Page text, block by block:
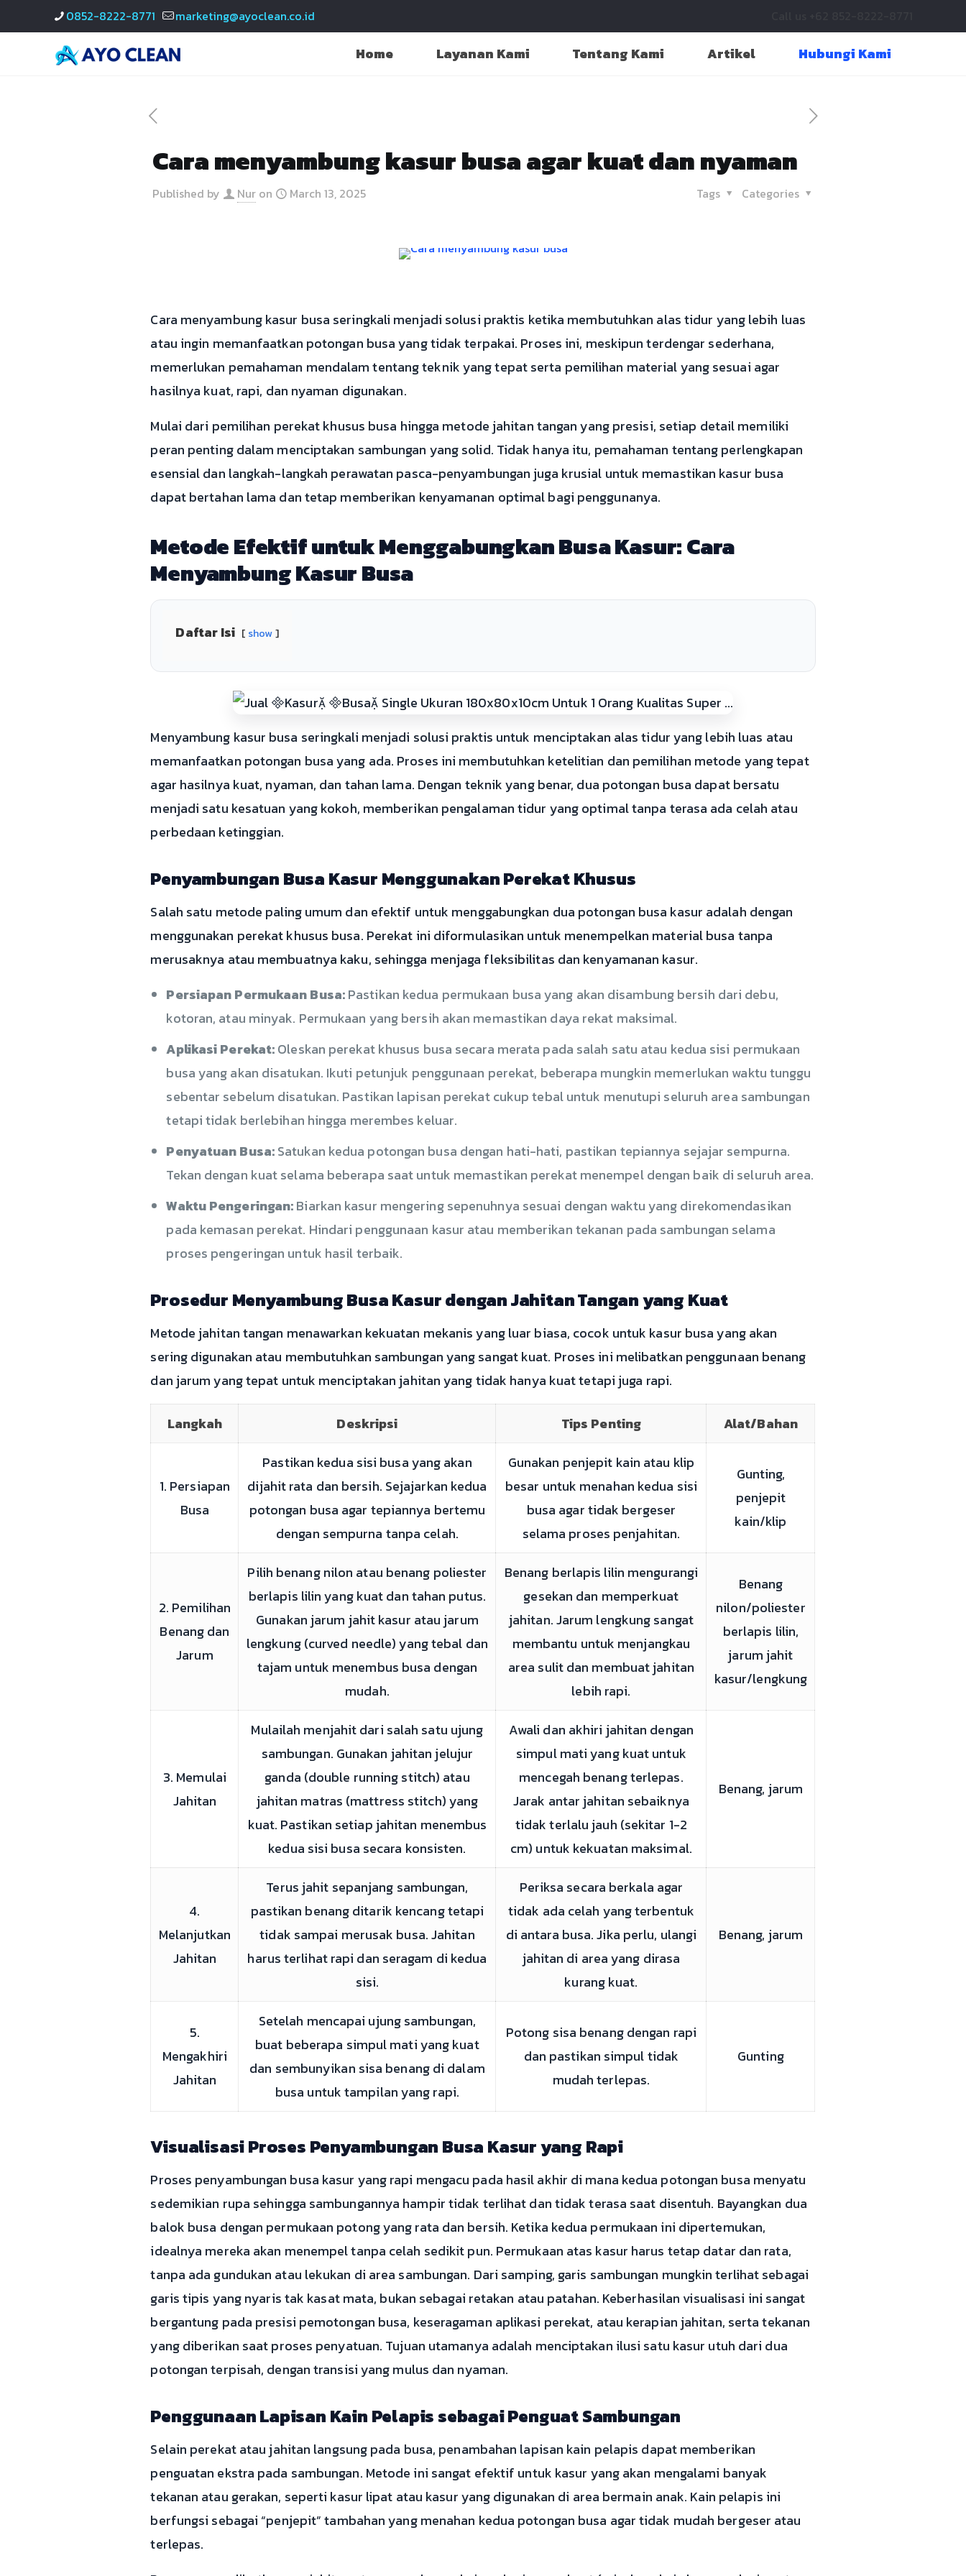
0852-8222-8771 marketing@ayoclean.co.id
Home Layanan Kami Tentang Kami Artikel Hubungi Kami
Cara menyambung kasur busa agar kuat dan nyaman
Published by Nur on March 13, 2025 Categories
Tags
Cara menyambung kasur busa seringkali menjadi solusi praktis ketika membutuhkan alas tidur yang lebih luas
atau ingin memanfaatkan potongan busa yang tidak terpakai. Proses ini, meskipun terdengar sederhana,
memerlukan pemahaman mendalam tentang teknik yang tepat serta pemilihan material yang sesuai agar
hasilnya kuat, rapi, dan nyaman digunakan.
Mulai dari pemilihan perekat khusus busa hingga metode jahitan tangan yang presisi, setiap detail memiliki
peran penting dalam menciptakan sambungan yang solid. Tidak hanya itu, pemahaman tentang perlengkapan
esensial dan langkah-langkah perawatan pasca-penyambungan juga krusial untuk memastikan kasur busa
dapat bertahan lama dan tetap memberikan kenyamanan optimal bagi penggunanya.
Metode Efektif untuk Menggabungkan Busa Kasur: Cara
Menyambung Kasur Busa
Daftar Isi show
Menyambung kasur busa seringkali menjadi solusi praktis untuk menciptakan alas tidur yang lebih luas atau
memanfaatkan potongan busa yang ada. Proses ini membutuhkan ketelitian dan pemilihan metode yang tepat
agar hasilnya kuat, nyaman, dan tahan lama. Dengan teknik yang benar, dua potongan busa dapat bersatu
menjadi satu kesatuan yang kokoh, memberikan pengalaman tidur yang optimal tanpa terasa ada celah atau
perbedaan ketinggian.
Penyambungan Busa Kasur Menggunakan Perekat Khusus
Salah satu metode paling umum dan efektif untuk menggabungkan dua potongan busa kasur adalah dengan
menggunakan perekat khusus busa. Perekat ini diformulasikan untuk menempelkan material busa tanpa
merusaknya atau membuatnya kaku, sehingga menjaga fleksibilitas dan kenyamanan kasur.
Persiapan Permukaan Busa:Pastikan kedua permukaan busa yang akan disambung bersih dari debu,
kotoran, atau minyak. Permukaan yang bersih akan memastikan daya rekat maksimal.
Aplikasi Perekat:Oleskan perekat khusus busa secara merata pada salah satu atau kedua sisi permukaan
busa yang akan disatukan. Ikuti petunjuk penggunaan perekat, beberapa mungkin memerlukan waktu tunggu
sebentar sebelum disatukan. Pastikan lapisan perekat cukup tebal untuk menutupi seluruh area sambungan
tetapi tidak berlebihan hingga merembes keluar.
Penyatuan Busa:Satukan kedua potongan busa dengan hati-hati, pastikan tepiannya sejajar sempurna.
Tekan dengan kuat selama beberapa saat untuk memastikan perekat menempel dengan baik di seluruh area.
Waktu Pengeringan:Biarkan kasur mengering sepenuhnya sesuai dengan waktu yang direkomendasikan
pada kemasan perekat. Hindari penggunaan kasur atau memberikan tekanan pada sambungan selama
proses pengeringan untuk hasil terbaik.
Prosedur Menyambung Busa Kasur dengan Jahitan Tangan yang Kuat
Metode jahitan tangan menawarkan kekuatan mekanis yang luar biasa, cocok untuk kasur busa yang akan
sering digunakan atau membutuhkan sambungan yang sangat kuat. Proses ini melibatkan penggunaan benang
dan jarum yang tepat untuk menciptakan jahitan yang tidak hanya kuat tetapi juga rapi.
Langkah Deskripsi Tips Penting Alat/Bahan
1. Persiapan
Busa
Pastikan kedua sisi busa yang akan
dijahit rata dan bersih. Sejajarkan kedua
potongan busa agar tepiannya bertemu
dengan sempurna tanpa celah.
Gunakan penjepit kain atau klip
besar untuk menahan kedua sisi
busa agar tidak bergeser
selama proses penjahitan.
Gunting,
penjepit
kain/klip
2. Pemilihan
Benang dan
Jarum
Pilih benang nilon atau benang poliester
berlapis lilin yang kuat dan tahan putus.
Gunakan jarum jahit kasur atau jarum
lengkung (curved needle) yang tebal dan
tajam untuk menembus busa dengan
mudah.
Benang berlapis lilin mengurangi
gesekan dan memperkuat
jahitan. Jarum lengkung sangat
membantu untuk menjangkau
area sulit dan membuat jahitan
lebih rapi.
Benang
nilon/poliester
berlapis lilin,
jarum jahit
kasur/lengkung
3. Memulai
Jahitan
Mulailah menjahit dari salah satu ujung
sambungan. Gunakan jahitan jelujur
ganda (double running stitch) atau
jahitan matras (mattress stitch) yang
kuat. Pastikan setiap jahitan menembus
kedua sisi busa secara konsisten.
Awali dan akhiri jahitan dengan
simpul mati yang kuat untuk
mencegah benang terlepas.
Jarak antar jahitan sebaiknya
tidak terlalu jauh (sekitar 1-2
cm) untuk kekuatan maksimal.
Benang, jarum
4.
Melanjutkan
Jahitan
Terus jahit sepanjang sambungan,
pastikan benang ditarik kencang tetapi
tidak sampai merusak busa. Jahitan
harus terlihat rapi dan seragam di kedua
sisi.
Periksa secara berkala agar
tidak ada celah yang terbentuk
di antara busa. Jika perlu, ulangi
jahitan di area yang dirasa
kurang kuat.
Benang, jarum
5.
Mengakhiri
Jahitan
Setelah mencapai ujung sambungan,
buat beberapa simpul mati yang kuat
dan sembunyikan sisa benang di dalam
busa untuk tampilan yang rapi.
Potong sisa benang dengan rapi
dan pastikan simpul tidak
mudah terlepas.
Gunting
Visualisasi Proses Penyambungan Busa Kasur yang Rapi
Proses penyambungan busa kasur yang rapi mengacu pada hasil akhir di mana kedua potongan busa menyatu
sedemikian rupa sehingga sambungannya hampir tidak terlihat dan tidak terasa saat disentuh. Bayangkan dua
balok busa dengan permukaan potong yang rata dan bersih. Ketika kedua permukaan ini dipertemukan,
idealnya mereka akan menempel tanpa celah sedikit pun. Permukaan atas kasur harus tetap datar dan rata,
tanpa ada gundukan atau lekukan di area sambungan. Dari samping, garis sambungan mungkin terlihat sebagai
garis tipis yang nyaris tak kasat mata, bukan sebagai retakan atau patahan. Keberhasilan visualisasi ini sangat
bergantung pada presisi pemotongan busa, keseragaman aplikasi perekat, atau kerapian jahitan, serta tekanan
yang diberikan saat proses penyatuan. Tujuan utamanya adalah menciptakan ilusi satu kasur utuh dari dua
potongan terpisah, dengan transisi yang mulus dan nyaman.
Penggunaan Lapisan Kain Pelapis sebagai Penguat Sambungan
Selain perekat atau jahitan langsung pada busa, penambahan lapisan kain pelapis dapat memberikan
penguatan ekstra pada sambungan. Metode ini sangat efektif untuk kasur yang akan mengalami banyak
tekanan atau gerakan, seperti kasur lipat atau kasur yang digunakan di area bermain anak. Kain pelapis ini
berfungsi sebagai “penjepit” tambahan yang menahan kedua potongan busa agar tidak mudah bergeser atau
terlepas.